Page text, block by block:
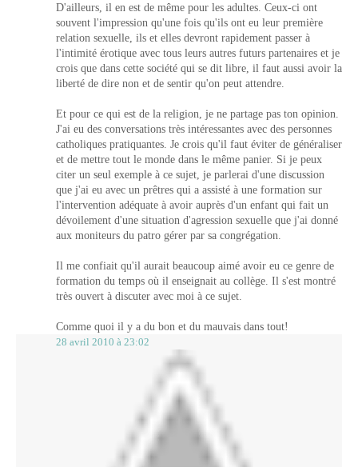
D'ailleurs, il en est de même pour les adultes. Ceux-ci ont
souvent l'impression qu'une fois qu'ils ont eu leur première
relation sexuelle, ils et elles devront rapidement passer à
l'intimité érotique avec tous leurs autres futurs partenaires et je
crois que dans cette société qui se dit libre, il faut aussi avoir la
liberté de dire non et de sentir qu'on peut attendre.
Et pour ce qui est de la religion, je ne partage pas ton opinion.
J'ai eu des conversations très intéressantes avec des personnes
catholiques pratiquantes. Je crois qu'il faut éviter de généraliser
et de mettre tout le monde dans le même panier. Si je peux
citer un seul exemple à ce sujet, je parlerai d'une discussion
que j'ai eu avec un prêtres qui a assisté à une formation sur
l'intervention adéquate à avoir auprès d'un enfant qui fait un
dévoilement d'une situation d'agression sexuelle que j'ai donné
aux moniteurs du patro gérer par sa congrégation.
Il me confiait qu'il aurait beaucoup aimé avoir eu ce genre de
formation du temps où il enseignait au collège. Il s'est montré
très ouvert à discuter avec moi à ce sujet.
Comme quoi il y a du bon et du mauvais dans tout!
28 avril 2010 à 23:02